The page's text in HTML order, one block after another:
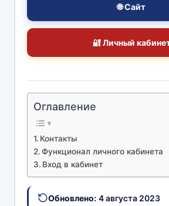
🌐 Сайт
🔐 Личный
Оглавление
Контакты
Функционал личного кабинета
Вход в кабинет
Обновлено: 4 августа 2023